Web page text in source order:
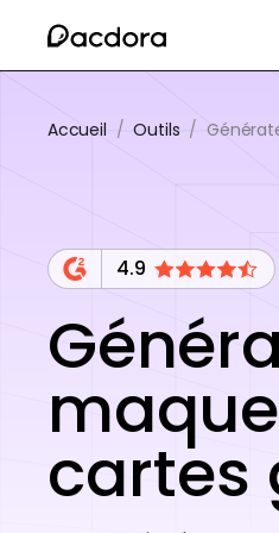
Accueil / Outils /
4.9
cartes